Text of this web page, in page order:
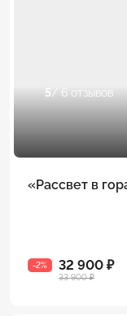
5/ 6 отзывов
«Рассвет в
-2% 32 900 ₽
33 900 ₽